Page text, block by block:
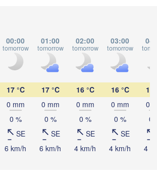
00:00
tomorrow
01:00
tomorrow
02:00
tomorrow
03:00
tomorrow
17 °C
0 mm
0 %
SE
6 km/h
17 °C
0 mm
0 %
SE
6 km/h
16 °C
0 mm
0 %
SE
4 km/h
16 °C
0 mm
0 %
SE
4 km/h
16
0
0
4
Астана
(Astana)
Қарағанды
(Qarağandy)